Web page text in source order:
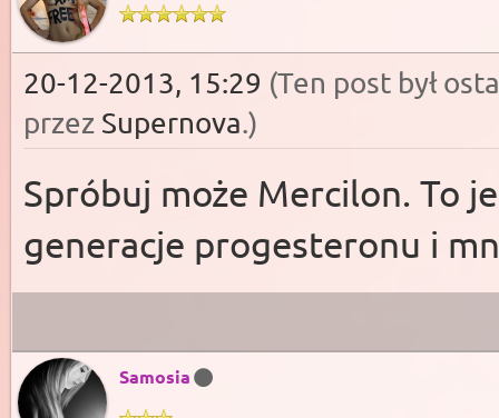
20-12-2013, 15:29 (Ten post był
przez Supernova.)
Spróbuj może Mercilon. To
generacje progesteronu i
Samosia